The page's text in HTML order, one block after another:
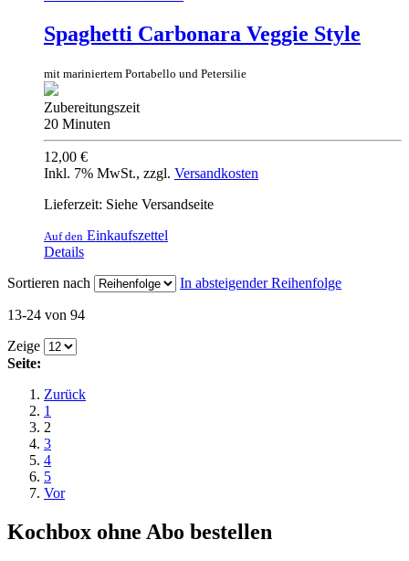
Spaghetti Carbonara Veggie Style
mit mariniertem Portabello und Petersilie
Zubereitungszeit
20 Minuten
12,00 €
Inkl. 7% MwSt., zzgl. Versandkosten
Lieferzeit: Siehe Versandseite
Auf den Einkaufszettel
Details
Sortieren nach
In absteigender Reihenfolge
13-24 von 94
Zeige
Seite:
Zurück
1
2
3
4
5
Vor
Kochbox ohne Abo bestellen